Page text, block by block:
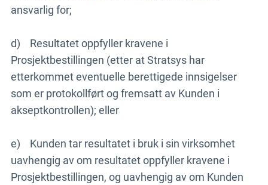
ansvarlig for;
d) Resultatet oppfyller kravene i
Prosjektbestillingen (etter at Stratsys har
etterkommet eventuelle berettigede innsigelser
som er protokollført og fremsatt av Kunden i
akseptkontrollen); eller
e) Kunden tar resultatet i bruk i sin virksomhet
uavhengig av om resultatet oppfyller kravene i
Prosjektbestillingen, og uavhengig av om Kunden